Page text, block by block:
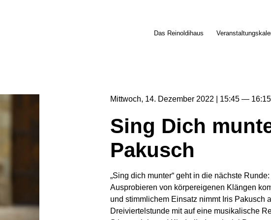
Das Reinoldihaus
Mittwoch 14 Dezember 2022 15:45 16:15
Sing Dich
Pakusch
„Sing dich munter“ geht in die nächste
Ausprobieren von körpereigenen Klängen
und stimmlichem Einsatz nimmt Iris Pakusch
Dreiviertelstunde mit auf eine musikalische